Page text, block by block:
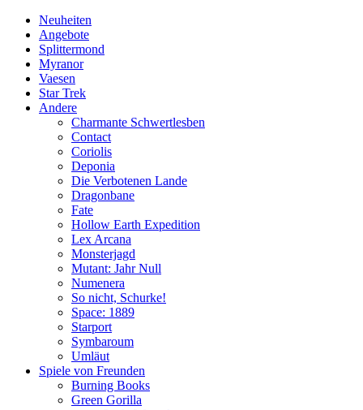
Neuheiten
Angebote
Splittermond
Myranor
Vaesen
Star Trek
Andere
Charmante Schwertlesben
Contact
Coriolis
Deponia
Die Verbotenen Lande
Dragonbane
Fate
Hollow Earth Expedition
Lex Arcana
Monsterjagd
Mutant: Jahr Null
Numenera
So nicht, Schurke!
Space: 1889
Starport
Symbaroum
Umläut
Spiele von Freunden
Burning Books
Green Gorilla